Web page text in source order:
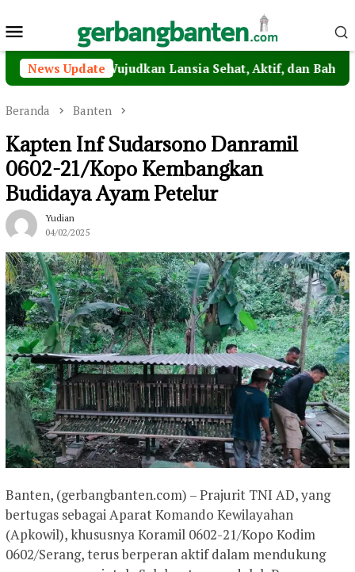
ke
Menu
Mobile
News Update
Wujudkan Lansia Sehat, Aktif, dan Bahagia
Beranda Banten
Kapten Inf Sudarsono Danramil
0602-21/Kopo Kembangkan
Budidaya Ayam Petelur
Yudian
04/02/2025
Banten, (gerbangbanten.com) – Prajurit TNI AD, yang
bertugas sebagai Aparat Komando Kewilayahan
(Apkowil), khususnya Koramil 0602-21/Kopo Kodim
0602/Serang, terus berperan aktif dalam mendukung